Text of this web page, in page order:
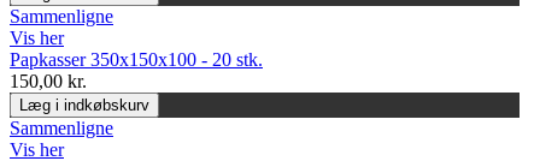
Sammenligne
Vis her
Papkasser 350x150x100 - 20 stk.
150,00 kr.
Læg i indkøbskurv
Sammenligne
Vis her